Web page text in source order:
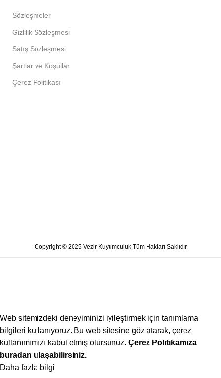
Sözleşmeler
Gizlilik Sözleşmesi
Satış Sözleşmesi
Şartlar ve Koşullar
Çerez Politikası
Copyright © 2025 Vezir Kuyumculuk Tüm Hakları Saklıdır
Web sitemizdeki deneyiminizi iyileştirmek için tanımlama
bilgileri kullanıyoruz. Bu web sitesine göz atarak, çerez
kullanımımızı kabul etmiş olursunuz. Çerez Politikamıza
buradan ulaşabilirsiniz.
Daha fazla bilgi